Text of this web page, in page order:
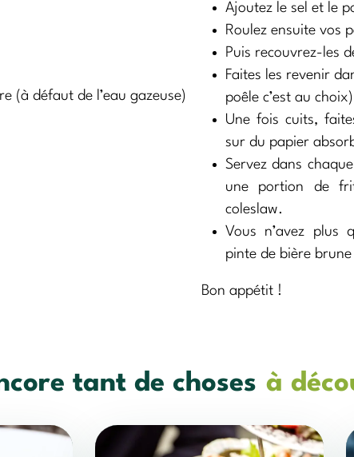
(à défaut de l’eau gazeuse)
Ajoutez le sel et le
Roulez ensuite vos
Puis recouvrez-les
Faites les revenir
poêle c’est au
Une fois cuits,
sur du papier
Servez dans
une portion de
coleslaw.
Vous n’avez plus
pinte de bière
Bon appétit !
tant de choses à